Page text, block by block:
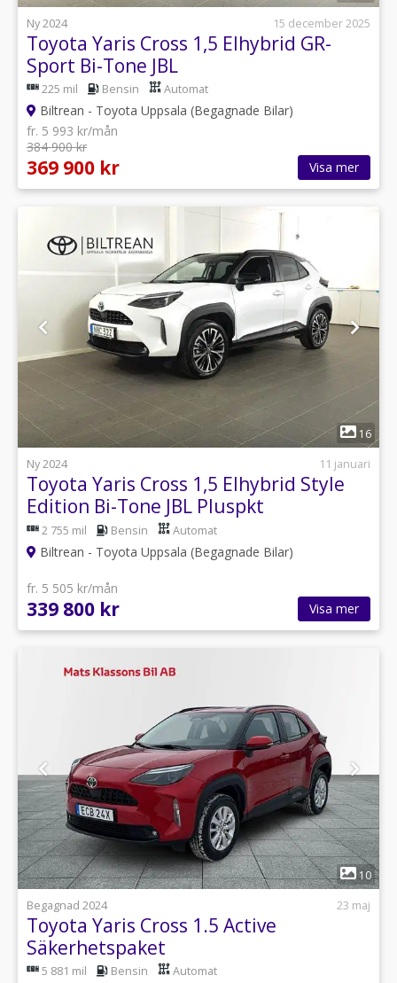
Ny 2024
15 december 2025
Toyota Yaris Cross 1,5 Elhybrid GR-
Sport Bi-Tone JBL
225 mil Bensin Automat
Biltrean - Toyota Uppsala (Begagnade Bilar)
fr. 5 993 kr/mån
384 900 kr
369 900 kr Visa mer
1
16
Ny 2024
11 januari
Toyota Yaris Cross 1,5 Elhybrid Style
Edition Bi-Tone JBL Pluspkt
2 755 mil Bensin Automat
Biltrean - Toyota Uppsala (Begagnade Bilar)
fr. 5 505 kr/mån
339 800 kr Visa mer
1
10
Begagnad 2024
23 maj
Toyota Yaris Cross 1.5 Active
Säkerhetspaket
5 881 mil Bensin Automat